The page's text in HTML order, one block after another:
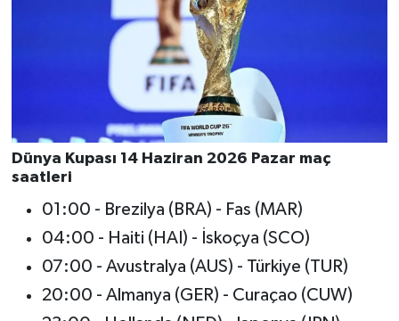
Dünya Kupası 14 Haziran 2026 Pazar maç
saatleri
01:00 - Brezilya (BRA) - Fas (MAR)
04:00 - Haiti (HAI) - İskoçya (SCO)
07:00 - Avustralya (AUS) - Türkiye (TUR)
20:00 - Almanya (GER) - Curaçao (CUW)